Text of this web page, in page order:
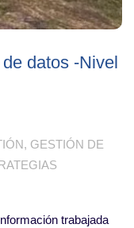
datos -Nivel
, GESTIÓN DE
trabajada